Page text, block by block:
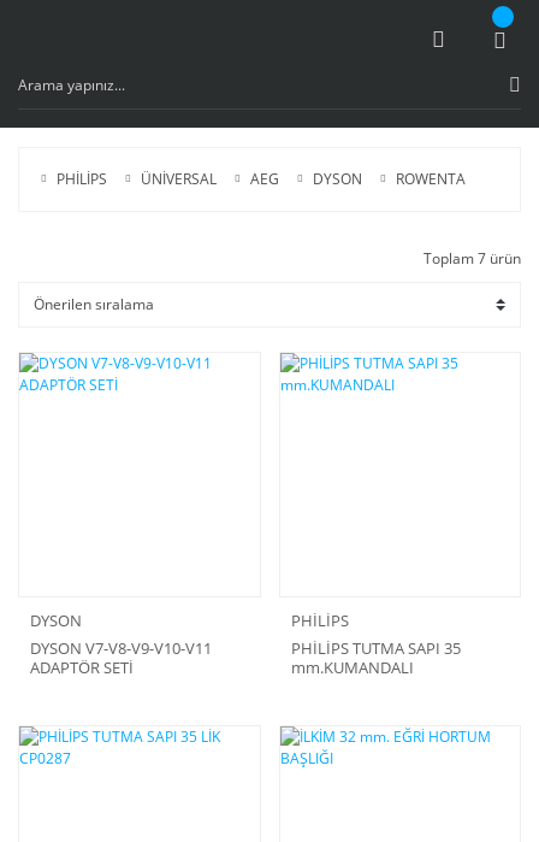
PHİLİPS ÜNİVERSAL AEG DYSON ROWENTA
Toplam 7 ürün
DYSON
DYSON V7-V8-V9-V10-V11
ADAPTÖR SETİ
PHİLİPS
PHİLİPS TUTMA SAPI 35
mm.KUMANDALI